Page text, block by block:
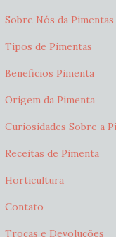
Sobre Nós da
Tipos de Pimentas
Beneficios Pimenta
Origem da Pimenta
Curiosidades Sobre a
Receitas de Pimenta
Horticultura
Contato
Trocas e Devoluções